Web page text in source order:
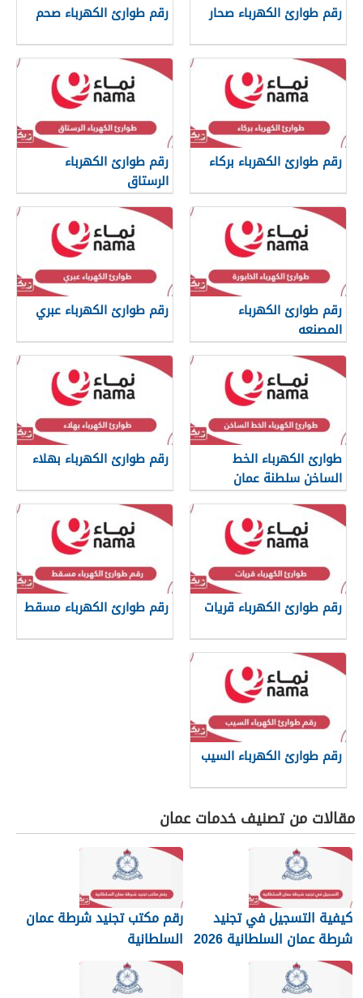
رقم طوارئ الكهرباء صحار رقم طوارئ الكهرباء صحم
رقم طوارئ الكهرباء بركاء
رقم طوارئ الكهرباء
الرستاق
رقم طوارئ الكهرباء
المصنعه
رقم طوارئ الكهرباء عبري
طوارئ الكهرباء الخط
الساخن سلطنة عمان
رقم طوارئ الكهرباء بهلاء
رقم طوارئ الكهرباء قريات رقم طوارئ الكهرباء مسقط
رقم طوارئ الكهرباء السيب
مقالات من تصنيف خدمات عمان
كيفية التسجيل في تجنيد
شرطة عمان السلطانية 2026
رقم مكتب تجنيد شرطة عمان
السلطانية